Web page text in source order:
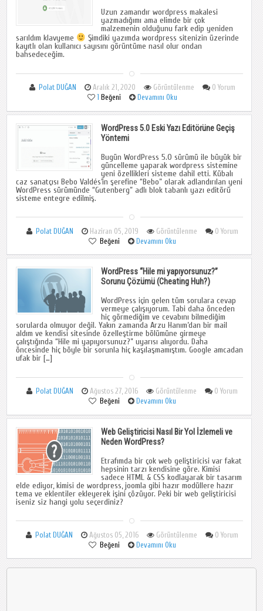
Uzun zamandır wordpress makalesi
yazmadığımı ama elimde bir çok
malzemenin olduğunu fark edip yeniden
sarıldım klavyeme
Şimdiki yazımda wordpress sitenizin üzerinde
kayıtlı olan kullanıcı sayısını görüntüme nasıl olur ondan
bahsedeceğim.
Polat DUĞAN Aralık 21, 2020 Görüntülenme
0 Yorum
1 Beğeni Devamını Oku
WordPress 5.0 Eski Yazı Editörüne Geçiş
Yöntemi
Bugün WordPress 5.0 sürümü ile büyük bir
güncelleme yaparak wordpress sistemine
yeni özellikleri sisteme dahil etti. Kübalı
caz sanatçısı Bebo Valdés’in şerefine “Bebo” olarak adlandırılan yeni
WordPress sürümünde “Gutenberg” adlı blok tabanlı yazı editörü
sisteme entegre edilmiş.
Polat DUĞAN Haziran 05, 2019 Görüntülenme
0 Yorum
Beğeni
Devamını Oku
WordPress “Hile mi yapıyorsunuz?”
Sorunu Çözümü (Cheating Huh?)
WordPress için gelen tüm sorulara cevap
vermeye çalışıyorum. Tabi daha önceden
hiç görmediğim ve cevabını bilmediğim
sorularda olmuyor değil. Yakın zamanda Arzu Hanım’dan bir mail
aldım ve kendisi sitesinde özelleştirme bölümüne girmeye
çalıştığında “Hile mi yapıyorsunuz?” uyarısı alıyordu. Daha
öncesinde hiç böyle bir sorunla hiç kaşılaşmamıştım. Google amcadan
ufak bir […]
Polat DUĞAN Ağustos 27, 2016 Görüntülenme
0 Yorum
Beğeni
Devamını Oku
Web Geliştiricisi Nasıl Bir Yol İzlemeli ve
Neden WordPress?
Etrafımda bir çok web geliştiricisi var fakat
hepsinin tarzı kendisine göre. Kimisi
sadece HTML & CSS kodlayarak bir tasarım
elde ediyor, kimisi de wordpress, joomla gibi hazır modüllere hazır
tema ve eklentiler ekleyerek işini çözüyor. Peki bir web geliştiricisi
iseniz siz hangi yolu seçerdiniz?
Polat DUĞAN Ağustos 05, 2016 Görüntülenme
0 Yorum
Beğeni
Devamını Oku